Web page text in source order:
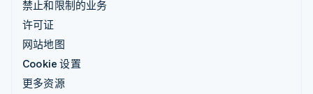
禁止和限制的业务
许可证
网站地图
Cookie 设置
更多资源